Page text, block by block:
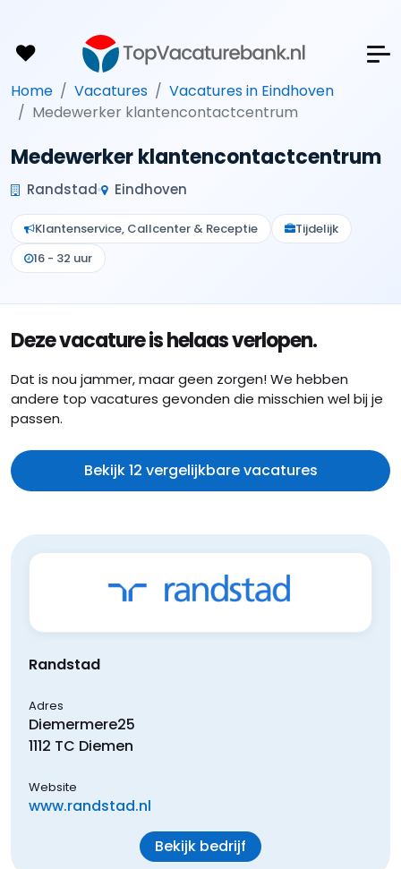
Home Vacatures
Vacatures in Eindhoven
Medewerker klantencontactcentrum
Medewerker klantencontactcentrum
Randstad Eindhoven
Klantenservice, Callcenter & Receptie
Tijdelijk
16 - 32 uur
Deze vacature is helaas verlopen.
Dat is nou jammer, maar geen zorgen! We hebben
andere top vacatures gevonden die misschien wel bij je
passen.
Bekijk 12 vergelijkbare vacatures
Randstad
Adres
Diemermere25
1112 TC Diemen
Website
www.randstad.nl
Bekijk bedrijf